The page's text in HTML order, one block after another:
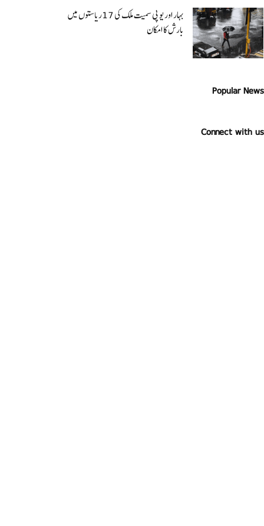
بہار اور یو پی سمیت ملک کی 17ریاستوں میں
بارش کا امکان
Popular News
Connect with us